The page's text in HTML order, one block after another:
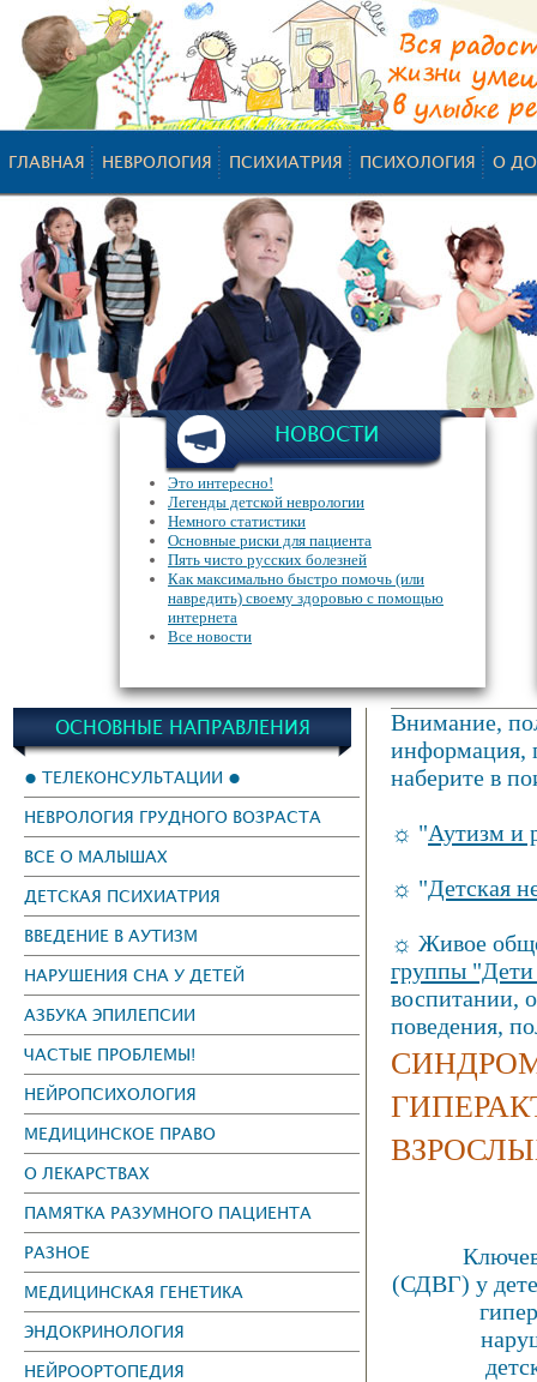
ГЛАВНАЯ НЕВРОЛОГИЯ ПСИХИАТРИЯ ПСИХОЛОГИЯ О
НОВОСТИ
Это интересно!
Легенды детской неврологии
Немного статистики
Основные риски для пациента
Пять чисто русских болезней
Как максимально быстро помочь (или
навредить) своему здоровью с помощью
интернета
Все новости
ОСНОВНЫЕ НАПРАВЛЕНИЯ
● ТЕЛЕКОНСУЛЬТАЦИИ ●
НЕВРОЛОГИЯ ГРУДНОГО ВОЗРАСТА
ВСЕ О МАЛЫШАХ
ДЕТСКАЯ ПСИХИАТРИЯ
ВВЕДЕНИЕ В АУТИЗМ
НАРУШЕНИЯ СНА У ДЕТЕЙ
АЗБУКА ЭПИЛЕПСИИ
ЧАСТЫЕ ПРОБЛЕМЫ!
НЕЙРОПСИХОЛОГИЯ
МЕДИЦИНСКОЕ ПРАВО
О ЛЕКАРСТВАХ
ПАМЯТКА РАЗУМНОГО ПАЦИЕНТА
РАЗНОЕ
МЕДИЦИНСКАЯ ГЕНЕТИКА
ЭНДОКРИНОЛОГИЯ
НЕЙРООРТОПЕДИЯ
Внимание,
информация,
наберите в
☼ "Аутизм и
☼ "Детская
☼ Живое
группы
воспитании,
поведения,
(СДВГ) у